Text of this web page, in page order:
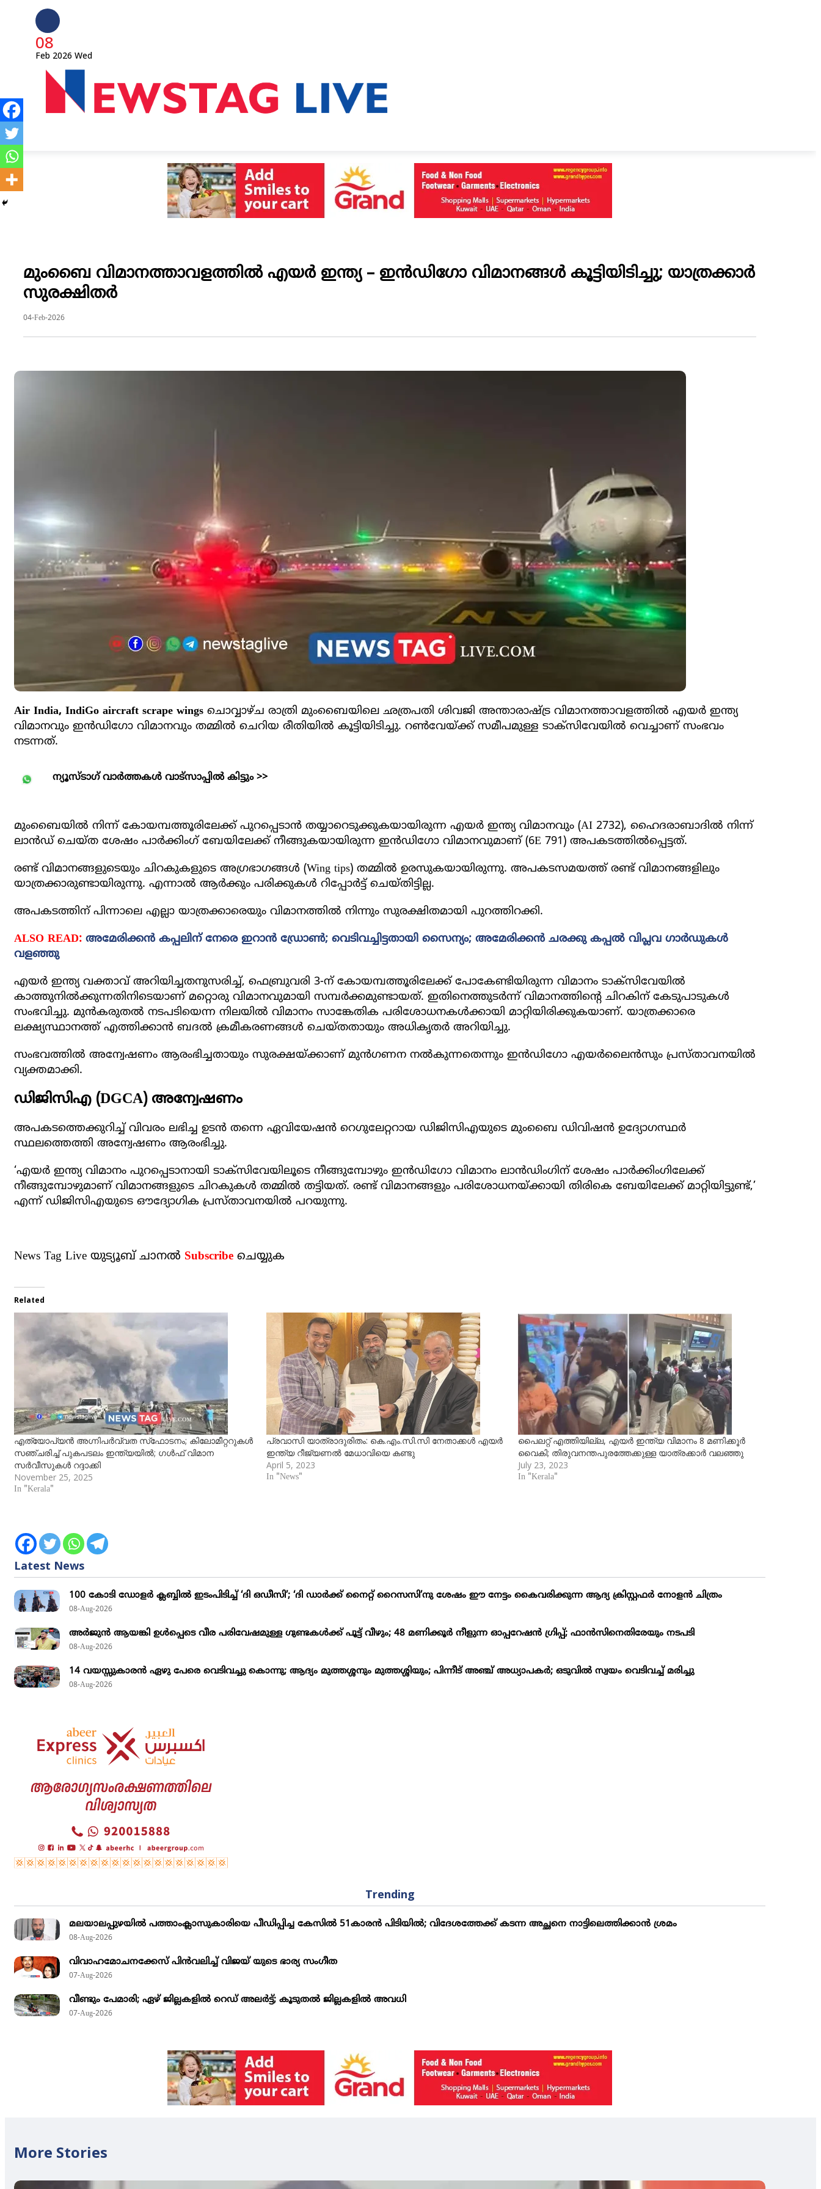
08
Feb 2026 Wed
മുംബൈ വിമാനത്താവളത്തില്‍ എയര്‍ ഇന്ത്യ – ഇന്‍ഡിഗോ വിമാനങ്ങള്‍ കൂട്ടിയിടിച്ചു; യാത്രക്കാര്‍
സുരക്ഷിതര്‍
04-Feb-2026
Air India, IndiGo aircraft scrape wings ചൊവ്വാഴ്ച രാത്രി മുംബൈയിലെ ഛത്രപതി ശിവജി അന്താരാഷ്ട്ര വിമാനത്താവളത്തില്‍ എയര്‍ ഇന്ത്യ
വിമാനവും ഇന്‍ഡിഗോ വിമാനവും തമ്മില്‍ ചെറിയ രീതിയില്‍ കൂട്ടിയിടിച്ചു. റണ്‍വേയ്ക്ക് സമീപമുള്ള ടാക്‌സിവേയില്‍ വെച്ചാണ് സംഭവം
നടന്നത്.
ന്യൂസ്ടാഗ് വാര്‍ത്തകള്‍ വാട്‌സാപ്പില്‍ കിട്ടും >>
മുംബൈയില്‍ നിന്ന് കോയമ്പത്തൂരിലേക്ക് പുറപ്പെടാന്‍ തയ്യാറെടുക്കുകയായിരുന്ന എയര്‍ ഇന്ത്യ വിമാനവും (AI 2732), ഹൈദരാബാദില്‍ നിന്ന്
ലാന്‍ഡ് ചെയ്ത ശേഷം പാര്‍ക്കിംഗ് ബേയിലേക്ക് നീങ്ങുകയായിരുന്ന ഇന്‍ഡിഗോ വിമാനവുമാണ് (6E 791) അപകടത്തില്‍പ്പെട്ടത്.
രണ്ട് വിമാനങ്ങളുടെയും ചിറകുകളുടെ അഗ്രഭാഗങ്ങള്‍ (Wing tips) തമ്മില്‍ ഉരസുകയായിരുന്നു. അപകടസമയത്ത് രണ്ട് വിമാനങ്ങളിലും
യാത്രക്കാരുണ്ടായിരുന്നു. എന്നാല്‍ ആര്‍ക്കും പരിക്കുകള്‍ റിപ്പോര്‍ട്ട് ചെയ്തിട്ടില്ല.
അപകടത്തിന് പിന്നാലെ എല്ലാ യാത്രക്കാരെയും വിമാനത്തില്‍ നിന്നും സുരക്ഷിതമായി പുറത്തിറക്കി.
ALSO READ: അമേരിക്കന്‍ കപ്പലിന് നേരെ ഇറാന്‍ ഡ്രോണ്‍; വെടിവച്ചിട്ടതായി സൈന്യം; അമേരിക്കന്‍ ചരക്കു കപ്പല്‍ വിപ്ലവ ഗാര്‍ഡുകള്‍
വളഞ്ഞു
എയര്‍ ഇന്ത്യ വക്താവ് അറിയിച്ചതനുസരിച്ച്, ഫെബ്രുവരി 3-ന് കോയമ്പത്തൂരിലേക്ക് പോകേണ്ടിയിരുന്ന വിമാനം ടാക്‌സിവേയില്‍
കാത്തുനില്‍ക്കുന്നതിനിടെയാണ് മറ്റൊരു വിമാനവുമായി സമ്പര്‍ക്കമുണ്ടായത്. ഇതിനെത്തുടര്‍ന്ന് വിമാനത്തിന്റെ ചിറകിന് കേടുപാടുകള്‍
സംഭവിച്ചു. മുന്‍കരുതല്‍ നടപടിയെന്ന നിലയില്‍ വിമാനം സാങ്കേതിക പരിശോധനകള്‍ക്കായി മാറ്റിയിരിക്കുകയാണ്. യാത്രക്കാരെ
ലക്ഷ്യസ്ഥാനത്ത് എത്തിക്കാന്‍ ബദല്‍ ക്രമീകരണങ്ങള്‍ ചെയ്തതായും അധികൃതര്‍ അറിയിച്ചു.
സംഭവത്തില്‍ അന്വേഷണം ആരംഭിച്ചതായും സുരക്ഷയ്ക്കാണ് മുന്‍ഗണന നല്‍കുന്നതെന്നും ഇന്‍ഡിഗോ എയര്‍ലൈന്‍സും പ്രസ്താവനയില്‍
വ്യക്തമാക്കി.
ഡിജിസിഎ (DGCA) അന്വേഷണം
അപകടത്തെക്കുറിച്ച് വിവരം ലഭിച്ച ഉടന്‍ തന്നെ ഏവിയേഷന്‍ റെഗുലേറ്ററായ ഡിജിസിഎയുടെ മുംബൈ ഡിവിഷന്‍ ഉദ്യോഗസ്ഥര്‍
സ്ഥലത്തെത്തി അന്വേഷണം ആരംഭിച്ചു.
‘എയര്‍ ഇന്ത്യ വിമാനം പുറപ്പെടാനായി ടാക്‌സിവേയിലൂടെ നീങ്ങുമ്പോഴും ഇന്‍ഡിഗോ വിമാനം ലാന്‍ഡിംഗിന് ശേഷം പാര്‍ക്കിംഗിലേക്ക്
നീങ്ങുമ്പോഴുമാണ് വിമാനങ്ങളുടെ ചിറകുകള്‍ തമ്മില്‍ തട്ടിയത്. രണ്ട് വിമാനങ്ങളും പരിശോധനയ്ക്കായി തിരികെ ബേയിലേക്ക് മാറ്റിയിട്ടുണ്ട്,’
എന്ന് ഡിജിസിഎയുടെ ഔദ്യോഗിക പ്രസ്താവനയില്‍ പറയുന്നു.
News Tag Live യുട്യൂബ് ചാനല്‍ Subscribe ചെയ്യുക
Related
എത്യോപ്യന്‍ അഗ്നിപര്‍വ്വത സ്‌ഫോടനം; കിലോമീറ്ററുകള്‍
സഞ്ചരിച്ച് പുകപടലം ഇന്ത്യയില്‍; ഗള്‍ഫ് വിമാന
സര്‍വീസുകള്‍ റദ്ദാക്കി
November 25, 2025
In "Kerala"
പ്രവാസി യാത്രാദുരിതം: കെ.എം.സി.സി നേതാക്കള്‍ എയര്‍
ഇന്ത്യ റീജ്യണല്‍ മേധാവിയെ കണ്ടു
April 5, 2023
In "News"
പൈലറ്റ് എത്തിയില്ല, എയര്‍ ഇന്ത്യ വിമാനം 8 മണിക്കൂര്‍
വൈകി; തിരുവനന്തപുരത്തേക്കുള്ള യാത്രക്കാര്‍ വലഞ്ഞു
July 23, 2023
In "Kerala"
Latest News
100 കോടി ഡോളർ ക്ലബ്ബിൽ ഇടംപിടിച്ച് ‘ദി ഒഡീസി’; ‘ദി ഡാർക്ക് നൈറ്റ് റൈസസി’നു ശേഷം ഈ നേട്ടം കൈവരിക്കുന്ന ആദ്യ ക്രിസ്റ്റഫർ നോളൻ ചിത്രം
08-Aug-2026
അര്‍ജുന്‍ ആയങ്കി ഉള്‍പ്പെടെ വീര പരിവേഷമുള്ള ഗുണ്ടകള്‍ക്ക് പൂട്ട് വീഴും; 48 മണിക്കൂര്‍ നീളുന്ന ഓപ്പറേഷന്‍ ഗ്രിപ്പ്; ഫാന്‍സിനെതിരേയും നടപടി
08-Aug-2026
14 വയസ്സുകാരന്‍ ഏഴു പേരെ വെടിവച്ചു കൊന്നു; ആദ്യം മുത്തശ്ശനും മുത്തശ്ശിയും; പിന്നീട് അഞ്ച് അധ്യാപകര്‍; ഒടുവില്‍ സ്വയം വെടിവച്ച് മരിച്ചു
08-Aug-2026
Trending
മലയാലപ്പുഴയില്‍ പത്താംക്ലാസുകാരിയെ പീഡിപ്പിച്ച കേസില്‍ 51കാരന്‍ പിടിയില്‍; വിദേശത്തേക്ക് കടന്ന അച്ഛനെ നാട്ടിലെത്തിക്കാന്‍ ശ്രമം
08-Aug-2026
വിവാഹമോചനക്കേസ് പിന്‍വലിച്ച് വിജയ് യുടെ ഭാര്യ സംഗീത
07-Aug-2026
വീണ്ടും പേമാരി; ഏഴ് ജില്ലകളില്‍ റെഡ് അലര്‍ട്ട്; കൂടുതല്‍ ജില്ലകളില്‍ അവധി
07-Aug-2026
More Stories